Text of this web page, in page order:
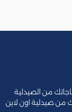
من الصيدلية
من صيدلية اون لاين